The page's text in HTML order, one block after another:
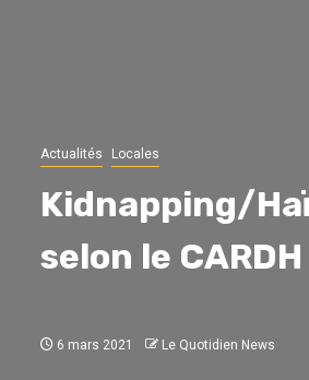
Actualités Locales
Kidnapping/
selon le CARDH
6 mars 2021 Le Quotidien News